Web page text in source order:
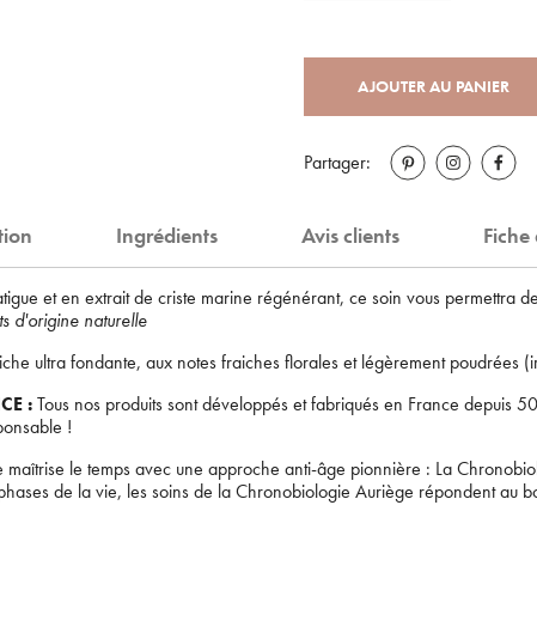
Supprimer le produit ?
AJOUTER AU PANIER
Partager:
Ingrédients Avis clients
et en extrait de criste marine régénérant, ce soin vous permettra
d'origine naturelle
ultra fondante, aux notes fraiches florales et légèrement poudrées
:Tous nos produits sont développés et fabriqués en France depuis
!
maîtrise le temps avec une approche anti-âge pionnière : La
de la vie, les soins de la Chronobiologie Auriège répondent au
Bienvenue !
Pour être au courant de nos dernières nouveautés ou
promotions en cours et bénéficier de nos conseils de
saison, inscrivez-vous à notre Newsletter.